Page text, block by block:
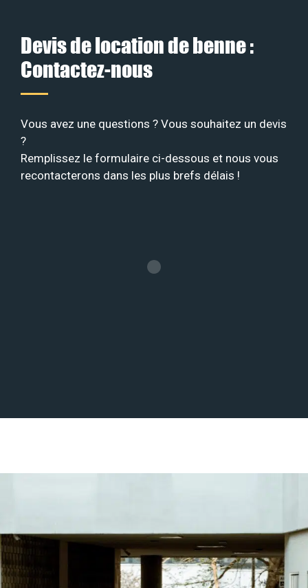
Devis de location de benne :
Contactez-nous
Vous avez une questions ? Vous souhaitez un devis
?
Remplissez le formulaire ci-dessous et nous vous
recontacterons dans les plus brefs délais !